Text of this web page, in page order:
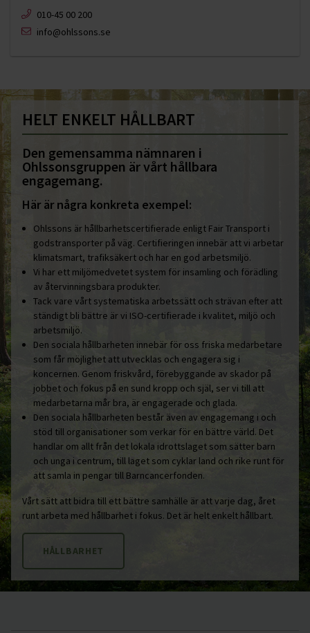
010-45 00 200​
info@ohlssons.se
HELT ENKELT HÅLLBART
Den gemensamma nämnaren i
Ohlssonsgruppen är vårt hållbara
engagemang.
Här är några konkreta exempel:
Ohlssons är hållbarhetscertifierade enligt Fair Transport i
godstransporter på väg. Certifieringen innebär att vi arbetar
klimatsmart, trafiksäkert och har en god arbetsmiljö.
Vi har ett miljömedvetet system för insamling och förädling
av återvinningsbara produkter.
Tack vare vårt systematiska arbetssätt och strävan efter att
ständigt bli bättre är vi ISO-certifierade i kvalitet, miljö och
arbetsmiljö.
Den sociala hållbarheten innebär för oss friska medarbetare
som får möjlighet att utvecklas och engagera sig i
koncernen. Genom friskvård, förebyggande av skador på
jobbet och fokus på en sund kropp och själ, ser vi till att
medarbetarna mår bra, är engagerade och glada.
Den sociala hållbarheten består även av engagemang i och
stöd till organisationer som verkar för en bättre värld. Det
handlar om allt från det lokala idrottslaget som sätter barn
och unga i centrum, till laget som cyklar land och rike runt för
att samla in pengar till Barncancerfonden.
Vårt sätt att bidra till ett bättre samhälle är att varje dag, året
runt arbeta med hållbarhet i fokus. Det är helt enkelt hållbart.
HÅLLBARHET